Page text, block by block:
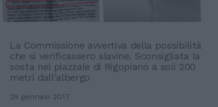
La Commissione avvertiva della possibilità
che si verificassero slavine. Sconsigliata la
sosta nel piazzale di Rigopiano a soli 200
metri dall'albergo
29 gennaio 2017